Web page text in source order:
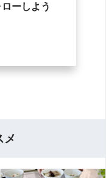
ーしよう
メ